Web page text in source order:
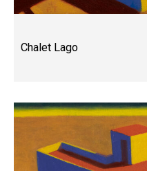
Chalet Lago